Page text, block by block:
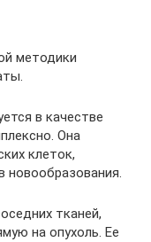
методики
в качестве
Она
клеток,
новообразования.
тканей,
на опухоль. Ее